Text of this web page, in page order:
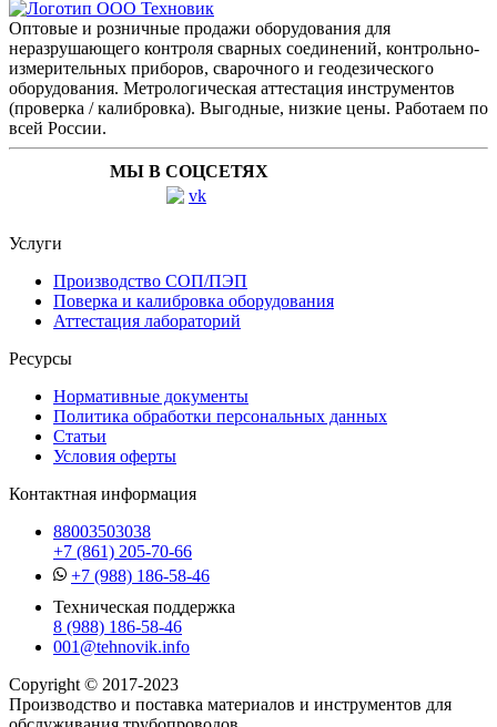
Оптовые и розничные продажи оборудования для
неразрушающего контроля сварных соединений, контрольно-
измерительных приборов, сварочного и геодезического
оборудования. Метрологическая аттестация инструментов
(проверка / калибровка). Выгодные, низкие цены. Работаем по
всей России.
МЫ В СОЦСЕТЯХ
Услуги
Производство СОП/ПЭП
Поверка и калибровка оборудования
Аттестация лабораторий
Ресурсы
Нормативные документы
Политика обработки персональных данных
Статьи
Условия оферты
Контактная информация
88003503038
+7 (861) 205-70-66
+7 (988) 186-58-46
Техническая поддержка
8 (988) 186-58-46
001@tehnovik.info
Copyright © 2017-2023
Производство и поставка материалов и инструментов для